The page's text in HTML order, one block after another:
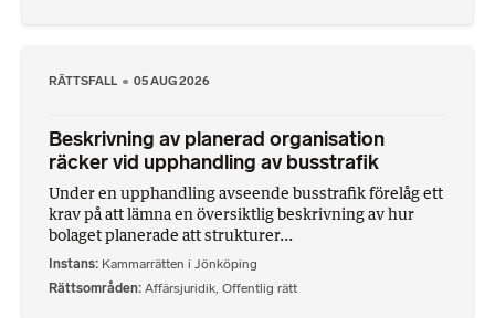
RÄTTSFALL 05 AUG 2026
Beskrivning av planerad organisation
räcker vid upphandling av busstrafik
Under en upphandling avseende busstrafik förelåg ett
krav på att lämna en översiktlig beskrivning av hur
bolaget planerade att strukturer...
Instans Kammarrätten i Jönköping
Rättsområden Affärsjuridik, Offentlig rätt